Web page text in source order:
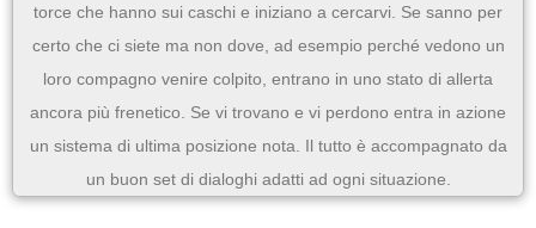
torce che hanno sui caschi e iniziano a cercarvi. Se sanno per
certo che ci siete ma non dove, ad esempio perché vedono un
loro compagno venire colpito, entrano in uno stato di allerta
ancora più frenetico. Se vi trovano e vi perdono entra in azione
un sistema di ultima posizione nota. Il tutto è accompagnato da
un buon set di dialoghi adatti ad ogni situazione.